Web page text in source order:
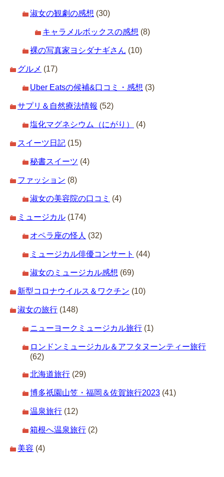
淑女の観劇の感想 (30)
キャラメルボックスの感想 (8)
裸の写真家ヨシダナギさん (10)
グルメ (17)
Uber Eatsの候補&口コミ・感想 (3)
サプリ＆自然療法情報 (52)
塩化マグネシウム（にがり） (4)
スイーツ日記 (15)
秘書スイーツ (4)
ファッション (8)
淑女の美容院の口コミ (4)
ミュージカル (174)
オペラ座の怪人 (32)
ミュージカル俳優コンサート (44)
淑女のミュージカル感想 (69)
新型コロナウイルス＆ワクチン (10)
淑女の旅行 (148)
ニューヨークミュージカル旅行 (1)
ロンドンミュージカル＆アフタヌーンティー旅行
(62)
北海道旅行 (29)
博多祇園山笠・福岡＆佐賀旅行2023 (41)
温泉旅行 (12)
箱根へ温泉旅行 (2)
美容 (4)